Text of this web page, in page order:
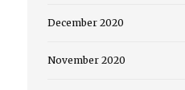
December 2020
November 2020